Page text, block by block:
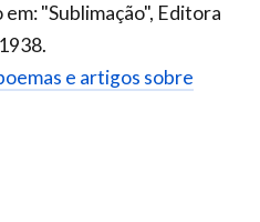
"Sublimação", Editora
e artigos sobre